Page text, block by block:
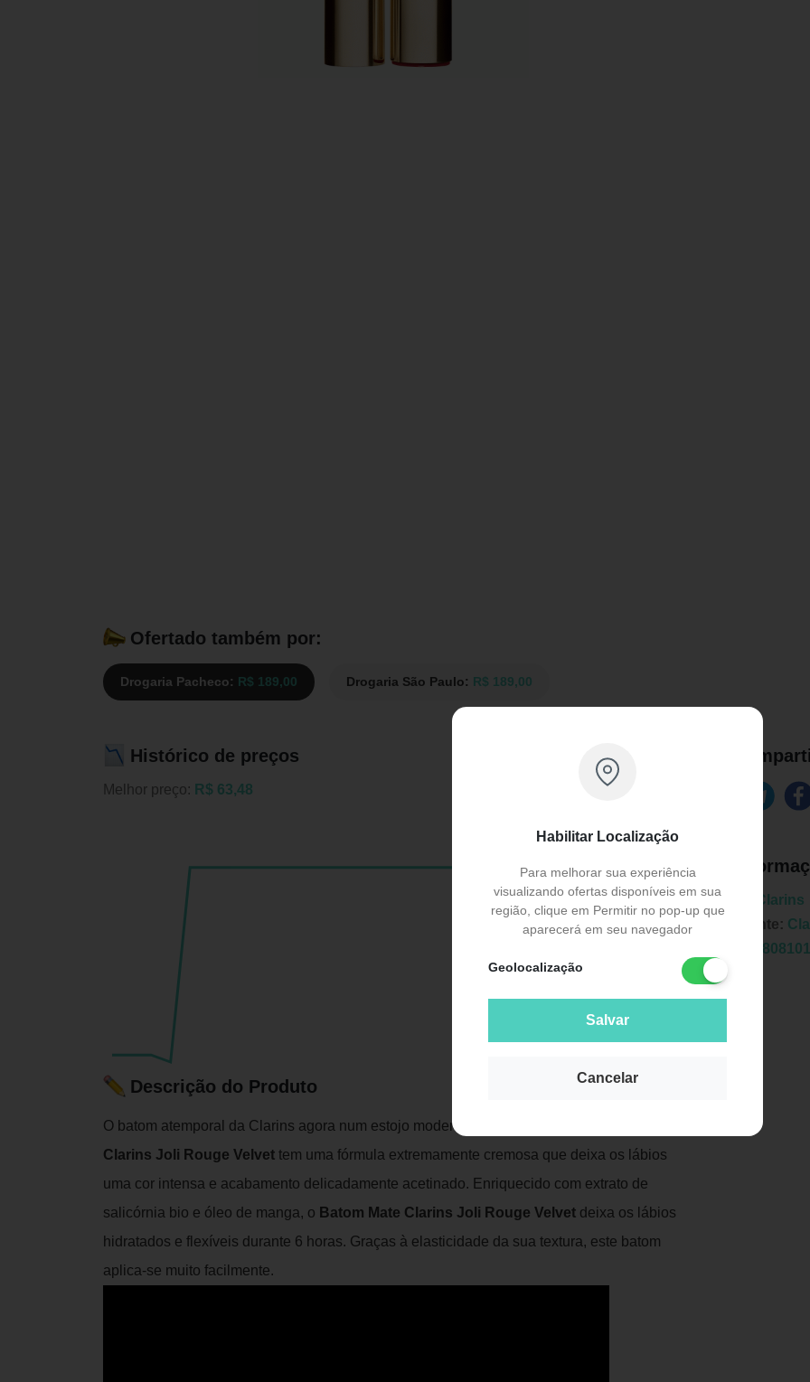
Habilitar Localização
Para melhorar sua experiência
visualizando ofertas disponíveis em sua
região, clique em Permitir no pop-up que
aparecerá em seu navegador
Geolocalização
Salvar
Cancelar
Ofertado também por:
Drogaria Pacheco: R$ 189,00 Drogaria São Paulo: R$ 189,00
Histórico de preços
Melhor preço: R$ 63,48
Descrição do Produto
O batom atemporal da Clarins agora num estojo moderno ultrafeminino.
Clarins Joli Rouge Velvet tem uma fórmula extremamente cremosa que deixa os lábios
uma cor intensa e acabamento delicadamente acetinado. Enriquecido com extrato de
salicórnia bio e óleo de manga, o Batom Mate Clarins Joli Rouge Velvet deixa os lábios
hidratados e flexíveis durante 6 horas. Graças à elasticidade da sua textura, este batom
aplica-se muito facilmente.
Marca:
Clarins
Fabricante: